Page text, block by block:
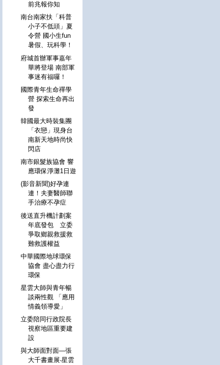
前兆報你知
南台南家扶「科普
小子不低頭」夏
令營 國小生fun
暑假、玩科學！
府城首辦軍事嘉年
華將登場 南部軍
事迷有福囉！
國際青年生命禪學
營 探索生命再出
發
韓國最大時裝集團
「衣戀」現身台
南新天地時尚快
閃店
南市銀髮族協會 響
應環保淨灘1日遊
(影音新聞)好孕連
連！夫妻醫師聯
手治療不孕症
後送直升機計劃案
年底發包 立委
爭取鄉親救援救
難救護權益
中華國際地球環保
協會 盡心盡力行
環保
星雲大師與青年暢
談兩性觀 「應用
情義領導愛」
立委陪同行政院長
視察地區重要建
設
與大師面對面—張
大千書畫展‧星雲